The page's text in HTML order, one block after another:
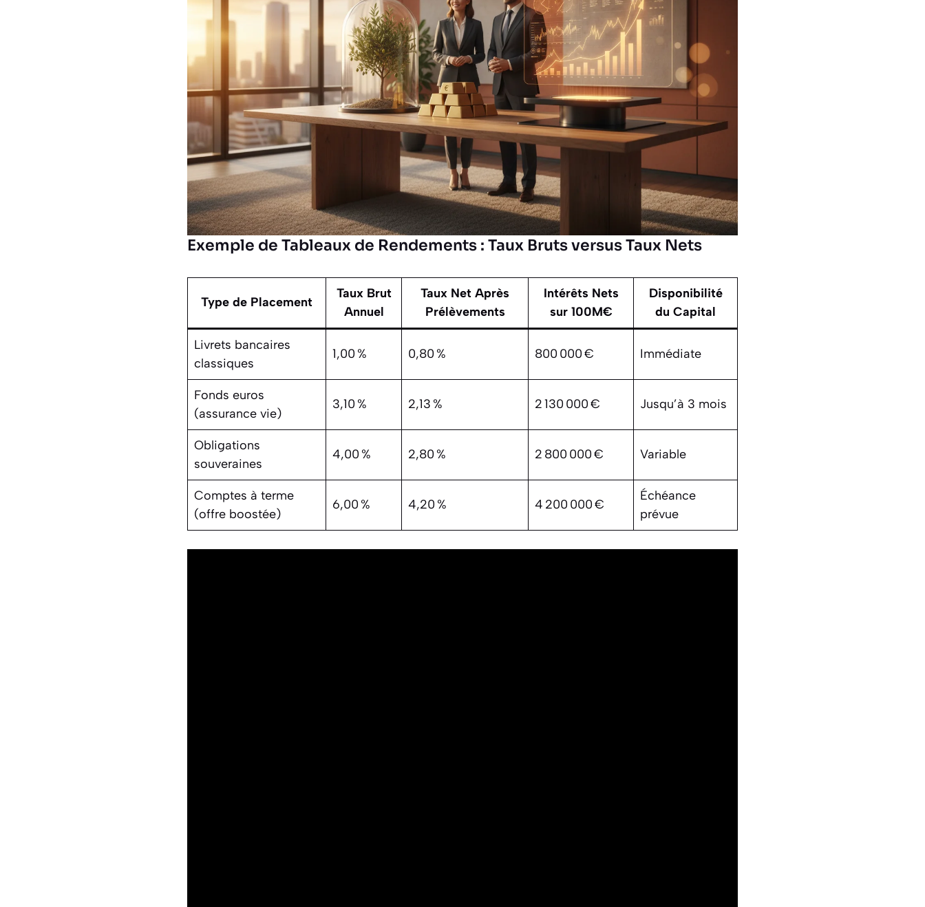
Exemple de Tableaux de Rendements : Taux Bruts versus Taux Nets
Type de Placement
Taux Brut
Annuel
Taux Net Après
Prélèvements
Intérêts Nets
sur 100M€
Disponibilité
du Capital
Livrets bancaires
classiques
1,00 % 0,80 % 800 000 € Immédiate
Fonds euros
(assurance vie)
3,10 % 2,13 % 2 130 000 € Jusqu’à 3 mois
Obligations
souveraines
4,00 % 2,80 % 2 800 000 € Variable
Comptes à terme
(offre boostée)
6,00 % 4,20 % 4 200 000 €
Échéance
prévue